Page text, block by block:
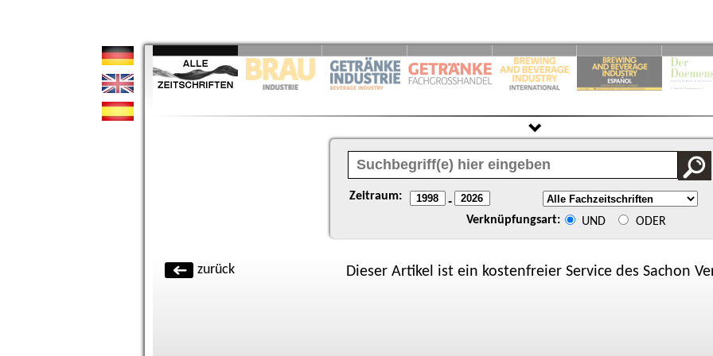
Zeitraum: -
Verknüpfungsart: UND ODER
zurück Dieser Artikel ist ein kostenfreier Service des Sachon